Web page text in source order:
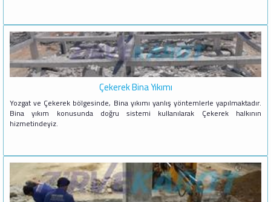
Çekerek Bina Yıkımı
Yozgat ve Çekerek bölgesinde, Bina yıkımı yanlış yöntemlerle yapılmaktadır.
Bina yıkım konusunda doğru sistemi kullanılarak Çekerek halkının
hizmetindeyiz.